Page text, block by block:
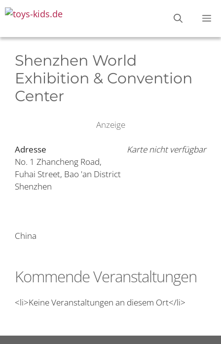
Zum
Inhalt
Shenzhen World
Exhibition & Convention
Center
Anzeige
Karte nicht verfügbar
Adresse
No. 1 Zhancheng Road,
Fuhai Street, Bao 'an District
Shenzhen
China
Kommende Veranstaltungen
<li>Keine Veranstaltungen an diesem Ort</li>